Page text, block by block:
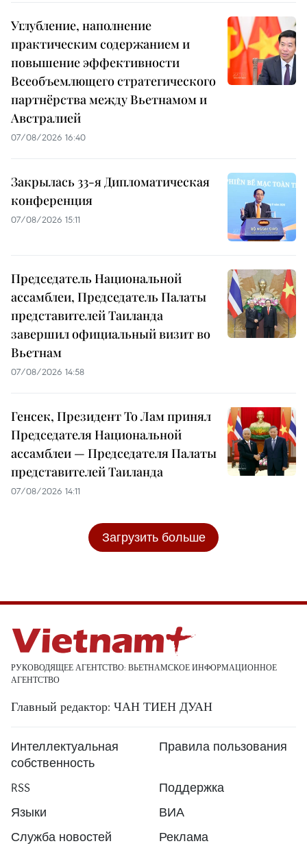
Углубление, наполнение
практическим содержанием и
повышение эффективности
Всеобъемлющего стратегического
партнёрства между Вьетнамом и
Австралией
07/08/2026 16:40
Закрылась 33-я Дипломатическая
конференция
07/08/2026 15:11
Председатель Национальной
ассамблеи, Председатель Палаты
представителей Таиланда
завершил официальный визит во
Вьетнам
07/08/2026 14:58
Генсек, Президент То Лам принял
Председателя Национальной
ассамблеи — Председателя Палаты
представителей Таиланда
07/08/2026 14:11
Загрузить больше
РУКОВОДЯЩЕЕ АГЕНТСТВО: ВЬЕТНАМСКОЕ ИНФОРМАЦИОННОЕ
АГЕНТСТВО
Главный редактор: ЧАН ТИЕН ДУАН
Интеллектуальная
собственность
Правила пользования
RSS
Поддержка
Языки
ВИА
Служба новостей
Реклама